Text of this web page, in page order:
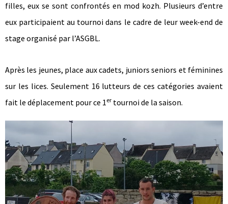
filles, eux se sont confrontés en mod kozh. Plusieurs d’entre
eux participaient au tournoi dans le cadre de leur week-end de
stage organisé par l’ASGBL.
Après les jeunes, place aux cadets, juniors seniors et féminines
sur les lices. Seulement 16 lutteurs de ces catégories avaient
fait le déplacement pour ce 1er tournoi de la saison.